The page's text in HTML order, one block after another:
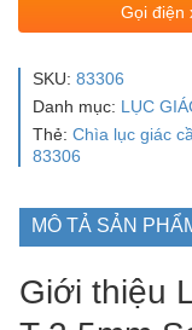
Gọi điện
SKU: 83306
Danh mục: LỤC
Thẻ: Chìa lục giác
83306
MÔ TẢ SẢN
Giới thiệu